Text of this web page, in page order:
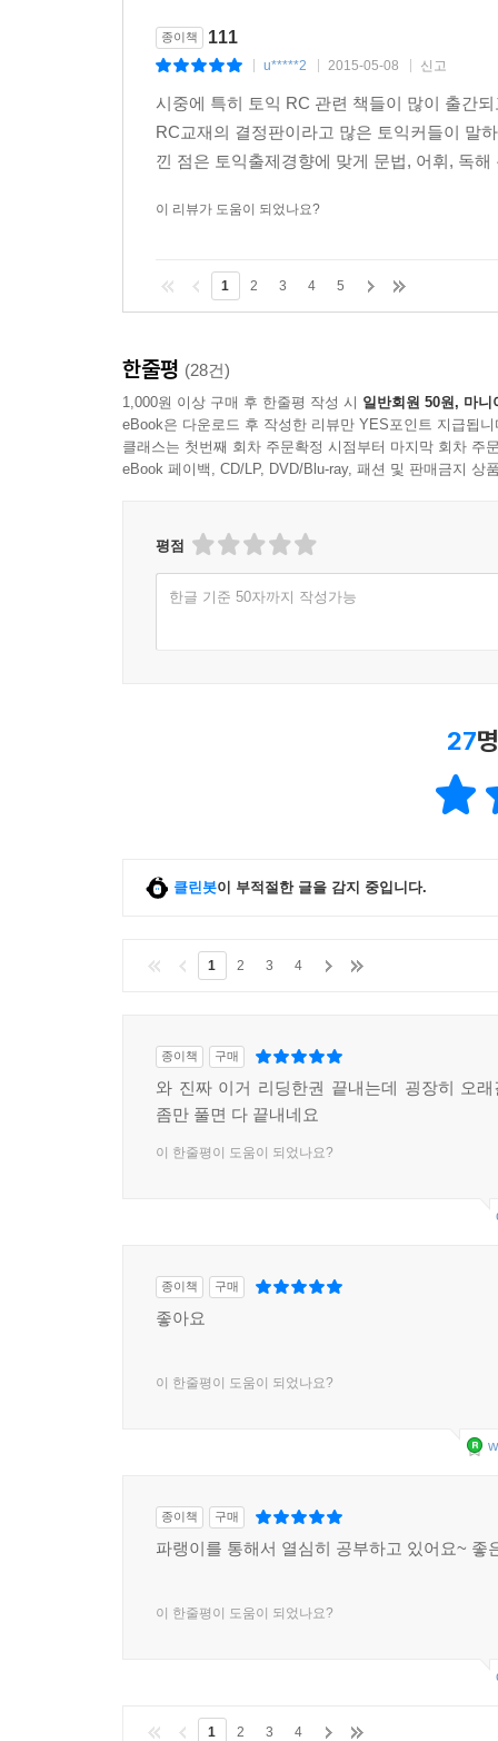
HACKERS TEST
각 챕터의 학습을 마무리한 후 해당되는 모든 실
실전모의고사 2회분
최종적으로 실전모의고사를 통하여 실전을 대비
가늠해볼 수 있다.
학습할 수 있도록 하였다.
종이책 111
u*****2 2015-05-08 신고
시중에 특히 토익 RC 관련 책들이 많이 출간
RC교재의 결정판이라고 많은 토익커들이 말
낀 점은 토익출제경향에 맞게 문법, 어휘, 독
이 리뷰가 도움이 되었나요?
1 2 3 4 5
한줄평 (28건)
1,000원 이상 구매 후 한줄평 작성 시 일반회원 50원, 마니
eBook은 다운로드 후 작성한 리뷰만 YES포인트 지급됩니
클래스는 첫번째 회차 주문확정 시점부터 마지막 회차 주
eBook 페이백, CD/LP, DVD/Blu-ray, 패션 및 판매금지 상
평점
한글 기준 50자까지 작성가능
27
클린봇이 부적절한 글을 감지 중입니다.
1 2 3 4
종이책 구매
와 진짜 이거 리딩한권 끝내는데 굉장히 오
좀만 풀면 다 끝내네요
이 한줄평이 도움이 되었나요?
종이책 구매
좋아요
이 한줄평이 도움이 되었나요?
종이책 구매
파랭이를 통해서 열심히 공부하고 있어요~ 좋
이 한줄평이 도움이 되었나요?
1 2 3 4